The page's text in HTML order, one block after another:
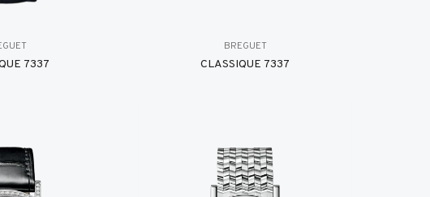
7337
BREGUET
CLASSIQUE 7337